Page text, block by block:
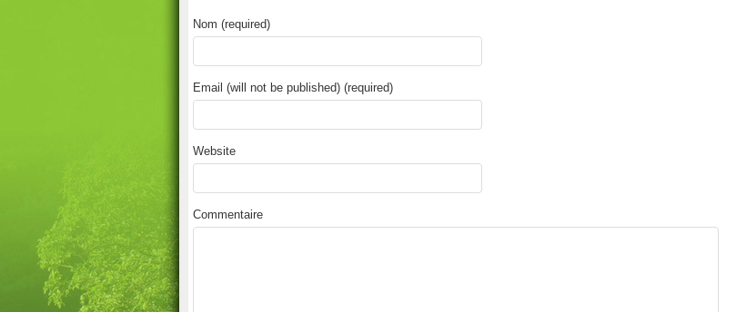
Nom (required)
Email (will not be published) (required)
Website
Commentaire